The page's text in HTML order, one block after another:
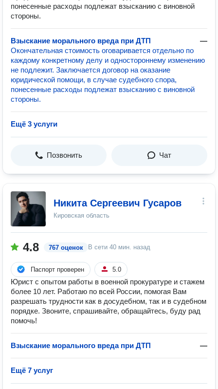
понесенные расходы подлежат взысканию с виновной
стороны.
Взыскание морального вреда при ДТП
—
Окончательная стоимость оговаривается отдельно по
каждому конкретному делу и одностороннему изменению
не подлежит. Заключается договор на оказание
юридической помощи, в случае судебного спора,
понесенные расходы подлежат взысканию с виновной
стороны.
Ещё 3 услуги
Позвонить Чат
Никита Сергеевич Гусаров
Кировская область
4.8 767 оценок В сети 40 мин. назад
Паспорт проверен 5.0
Юрист с опытом работы в военной прокуратуре и стажем
более 10 лет. Работаю по всей России, помогая Вам
разрешать трудности как в досудебном, так и в судебном
порядке. Звоните, спрашивайте, обращайтесь, буду рад
помочь!
Взыскание морального вреда при ДТП —
Ещё 7 услуг